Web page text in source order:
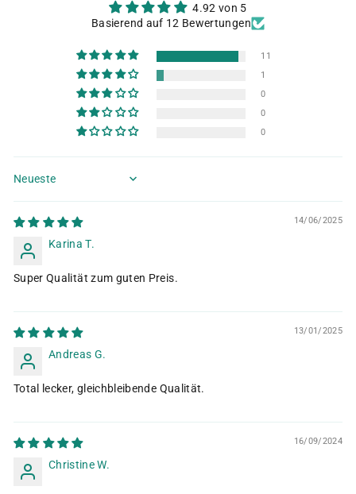
4.92 von 5
Basierend auf 12 Bewertungen
11
1
0
0
0
Sort by
14/06/2025
Karina T.
Super Qualität zum guten Preis.
13/01/2025
Andreas G.
Total lecker, gleichbleibende Qualität.
16/09/2024
Christine W.